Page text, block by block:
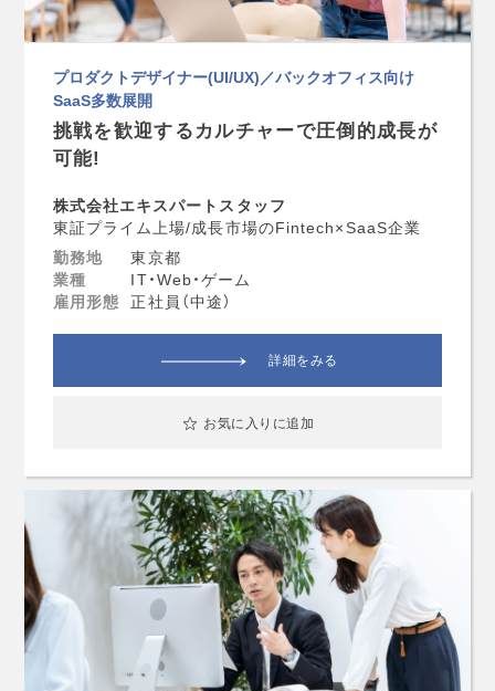
プロダクトデザイナー(UI/UX)／バックオフィス向け
SaaS多数展開
挑戦を歓迎するカルチャーで圧倒的成長が
可能!
株式会社エキスパートスタッフ
東証プライム上場/成長市場のFintech×SaaS企業
勤務地
東京都
業種
IT・Web・ゲーム
雇用形態 正社員（中途）
詳細をみる
お気に入りに追加